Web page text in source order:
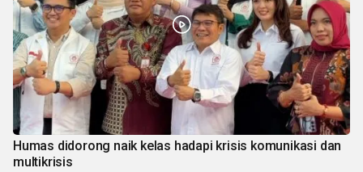
Humas didorong naik kelas hadapi krisis komunikasi dan
multikrisis